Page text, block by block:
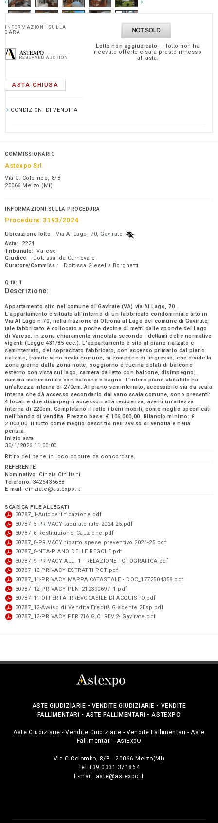
INFORMAZIONI SULLA
GARA
ASTA CHIUSA
CONDIZIONI DI VENDITA
Lotto non aggiudicato, il lotto non ha
ricevuto offerte e sarà presto rimesso
all'asta.
COMMISSIONARIO
Astexpo Srl
Via C. Colombo, 8/B
20066 Melzo (Mi)
INFORMAZIONI SULLA PROCEDURA
Procedura: 3193/2024
Ubicazione lotto :Via Al Lago, 70, Gavirate
Asta: 2224
Tribunale: Varese
Giudice: Dott.ssa Ida Carnevale
Curatore/Commiss.: Dott.ssa Giesella Borghetti
Q.tà: 1
Descrizione:
Appartamento sito nel comune di Gavirate (VA) via Al Lago, 70.
L'appartamento è situato all’interno di un fabbricato condominiale sito in
Via Al Lago n.70, nella frazione di Oltrona al Lago del comune di Gavirate,
tale fabbricato è collocato a poche decine di metri dalle sponde del Lago
di Varese, in zona chiaramente vincolata secondo i dettami delle normative
vigenti (Legge 431/85 ecc.). L’appartamento è sito al piano rialzato e
seminterrato, del sopracitato fabbricato, con accesso primario dal piano
rialzato, tramite vano scala comune, si compone di: ingresso, che divide la
zona giorno dalla zona notte, soggiorno e cucina dotati di balcone
esterno con vista sul lago, camera da letto con balcone, disimpegno,
camera matrimoniale con balcone e bagno. L’intero piano abitabile ha
un’altezza interna di 270cm. Al piano seminterrato, accessibile sia da scala
interna che dà accesso secondario dal vano scala comune, sono presenti:
4 locali e due disimpegni accessori alla residenza, aventi un’altezza
interna di 220cm. Completano il lotto i beni mobili, come meglio specificati
nell'bando di vendita. Prezzo base: € 106.000,00. Rilancio minimo: €
2.000,00. Il tutto come meglio descritto nell'avviso di vendita e nella
perizia.
Inizio asta
30/1/2026 11:00:00
Ritiro del bene in loco oppure da concordare.
REFERENTE
Nominativo: Cinzia Ciniltani
Telefono: 3425435688
E-mail : cinzia.c@astexpo.it
SCARICA FILE ALLEGATI
30787_1-Autocertificazione.pdf
30787_5-PRIVACY tabulato rate 2024-25.pdf
30787_6-Restituzione_Cauzione.pdf
30787_8-PRIVACY riparto spese preventivo 2024-25.pdf
30787_8-NTA-PIANO DELLE REGOLE.pdf
30787_9-PRIVACY ALL. 1 - RELAZIONE FOTOGRAFICA.pdf
30787_10-PRIVACY ESTRATTI PGT.pdf
30787_11-PRIVACY MAPPA CATASTALE - DOC_1772504358.pdf
30787_12-PRIVACY PLN_212390697_1.pdf
30787_11-OFFERTA IRREVOCABILE DI ACQUISTO.pdf
30787_12-Avviso di Vendita Eredità Giacente 2Esp.pdf
30787_12-PRIVACY PERIZIA G.C. REV.2- Gavirate.pdf
ASTE GIUDIZIARIE - VENDITE GIUDIZIARIE - VENDITE
FALLIMENTARI - ASTE FALLIMENTARI - ASTEXPO
Aste Giudiziarie - Vendite Giudiziarie - Vendite Fallimentari - Aste
Fallimentari - AstExpO
Via C.Colombo, 8/B - 20066 Melzo(MI)
Tel +39 0331 371864
E-mail: aste@astexpo.it